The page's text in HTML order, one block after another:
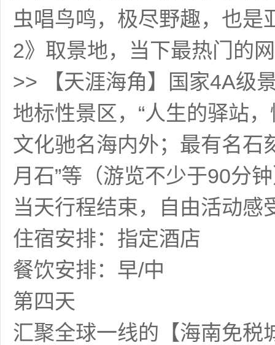
虫唱鸟鸣，极尽野趣，也是
2》取景地，当下最热门的
>> 【天涯海角】国家4A级
地标性景区，“人生的驿站
文化驰名海内外；最有名石
月石”等（游览不少于90分
当天行程结束，自由活动感
住宿安排：指定酒店
餐饮安排：早/中
第四天
汇聚全球一线的【海南免税